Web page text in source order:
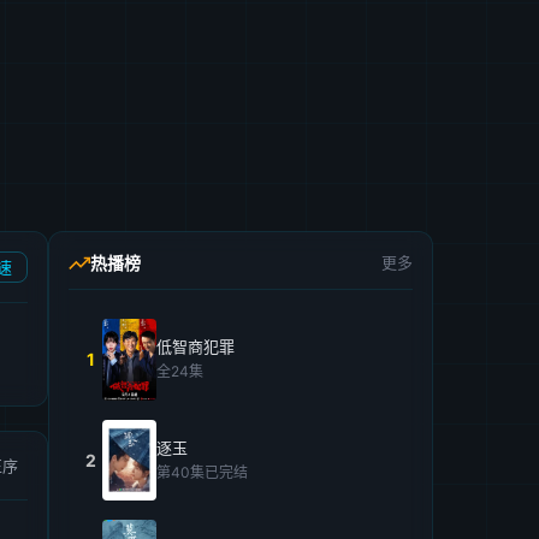
热播榜 更多
1
低智商犯罪
全24集
2
逐玉
第40集已完结